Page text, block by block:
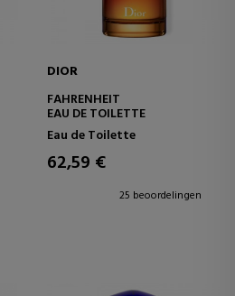
DIOR
FAHRENHEIT
EAU DE TOILETTE
Eau de Toilette
62,59 €
25 beoordelingen